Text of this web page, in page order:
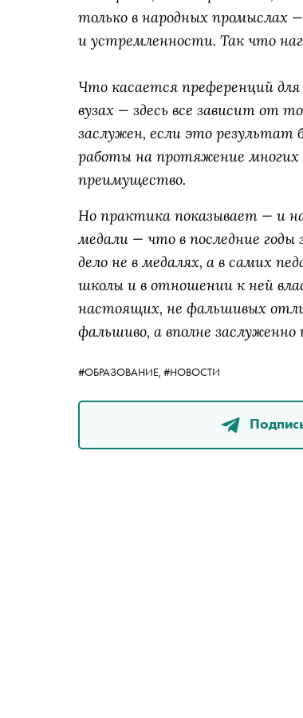
только в народных промыслах
и устремленности. Так что
Что касается преференций
вузах — здесь все зависит от
заслужен, если это результат
работы на протяжение многих
преимущество.
Но практика показывает — и
медали — что в последние годы
дело не в медалях, а в самих
школы и в отношении к ней
настоящих, не фальшивых
фальшиво, а вполне заслуженно
#ОБРАЗОВАНИЕ, #НОВОСТИ